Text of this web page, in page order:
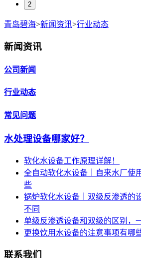
2
青岛碧海>新闻资讯>行业动态
新闻资讯
公司新闻
行业动态
常见问题
水处理设备哪家好？
软化水设备工作原理详解！
全自动软化水设备｜自来水厂使
些
锅炉软化水设备｜双级反渗透的
不同
单级反渗透设备和双级的区别，
更换饮用水设备的注意事项有哪
联系我们